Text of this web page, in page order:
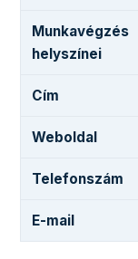
Munkavégzés
helyszínei
Cím
Weboldal
Telefonszám
E-mail